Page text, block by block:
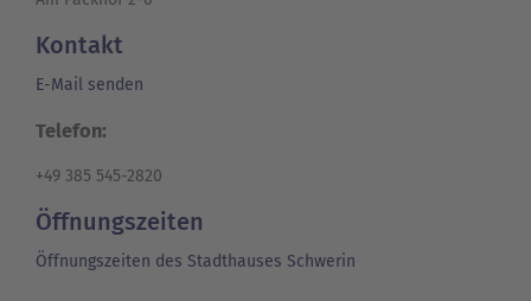
Kontakt
E-Mail senden
Telefon:
+49 385 545-2820
Öffnungszeiten
Öffnungszeiten des Stadthauses Schwerin